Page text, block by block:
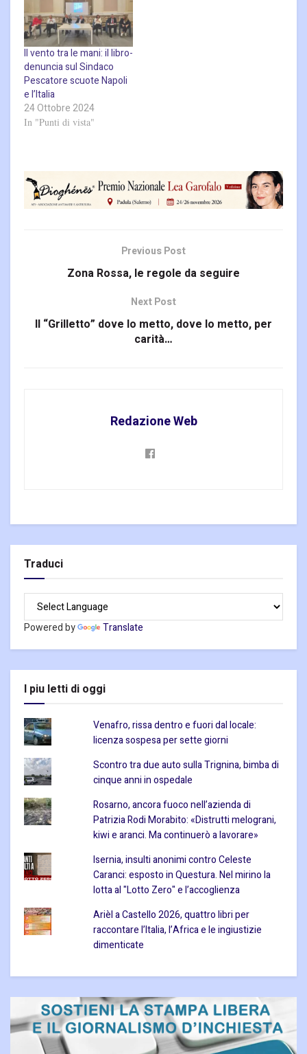
Il vento tra le mani: il libro-
denuncia sul Sindaco
Pescatore scuote Napoli
e l’Italia
24 Ottobre 2024
In "Punti di vista"
Previous Post
Zona Rossa, le regole da seguire
Next Post
Il “Grilletto” dove lo metto, dove lo metto, per
carità…
Redazione Web
Traduci
Powered by Translate
I piu letti di oggi
Venafro, rissa dentro e fuori dal locale:
licenza sospesa per sette giorni
Scontro tra due auto sulla Trignina, bimba di
cinque anni in ospedale
Rosarno, ancora fuoco nell’azienda di
Patrizia Rodi Morabito: «Distrutti melograni,
kiwi e aranci. Ma continuerò a lavorare»
Isernia, insulti anonimi contro Celeste
Caranci: esposto in Questura. Nel mirino la
lotta al "Lotto Zero" e l’accoglienza
Arièl a Castello 2026, quattro libri per
raccontare l’Italia, l’Africa e le ingiustizie
dimenticate